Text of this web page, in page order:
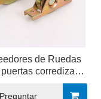
de Ruedas
corredizas
para rieles para
enrollables
Preguntar